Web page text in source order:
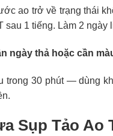
ao trở về trạng thái
sau 1 tiếng. Làm 2 ngày
ngày thả hoặc cần
trong 30 phút — dùng
Sụp Tảo Ao